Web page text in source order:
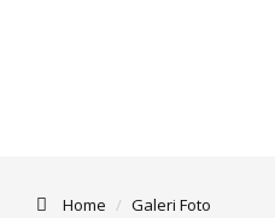
Home
Galeri Foto